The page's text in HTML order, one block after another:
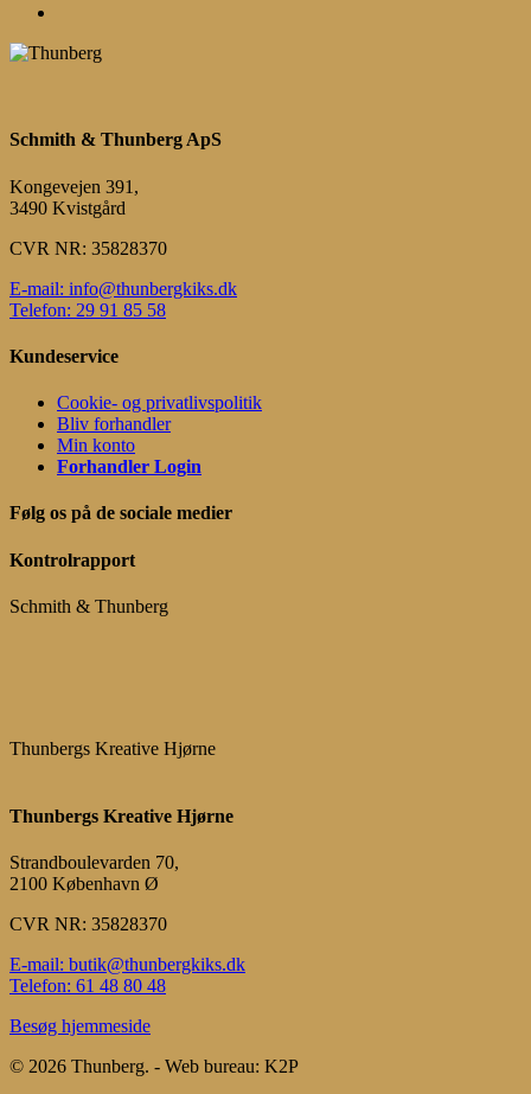
Schmith & Thunberg ApS
Kongevejen 391,
3490 Kvistgård
CVR NR: 35828370
E-mail: info@thunbergkiks.dk
Telefon: 29 91 85 58
Kundeservice
Cookie- og privatlivspolitik
Bliv forhandler
Min konto
Forhandler Login
Følg os på de sociale medier
Kontrolrapport
Schmith & Thunberg
Thunbergs Kreative Hjørne
Thunbergs Kreative Hjørne
Strandboulevarden 70,
2100 København Ø
CVR NR: 35828370
E-mail: butik@thunbergkiks.dk
Telefon: 61 48 80 48
Besøg hjemmeside
© 2026 Thunberg. - Web bureau: K2P